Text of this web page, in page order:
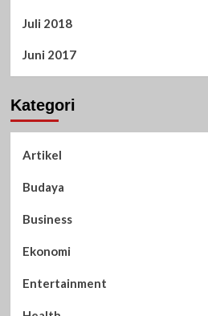
Juli 2018
Juni 2017
Kategori
Artikel
Budaya
Business
Ekonomi
Entertainment